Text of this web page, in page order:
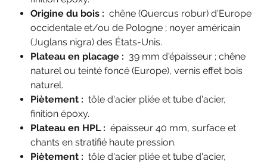
Origine du bois : chêne (Quercus robur) d'Europe
occidentale et/ou de Pologne ; noyer américain
(Juglans nigra) des États-Unis.
Plateau en placage : 39 mm d'épaisseur ; chêne
naturel ou teinté foncé (Europe), vernis effet bois
naturel.
Piètement : tôle d'acier pliée et tube d'acier,
finition époxy.
Plateau en HPL : épaisseur 40 mm, surface et
chants en stratifié haute pression.
Piètement : tôle d'acier pliée et tube d'acier,